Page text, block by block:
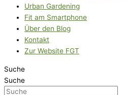
Urban Gardening
Fit am Smartphone
Über den Blog
Kontakt
Zur Website FGT
Suche
Suche